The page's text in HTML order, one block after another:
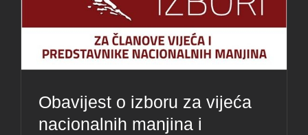
Obavijest o izboru za vijeća
nacionalnih manjina i